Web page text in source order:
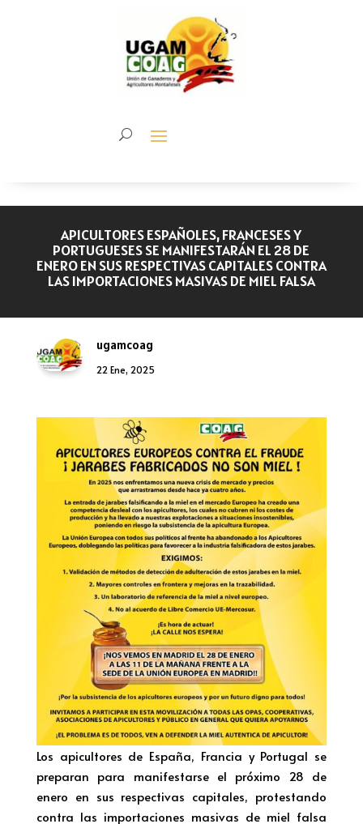
APICULTORES ESPAÑOLES, FRANCESES Y
PORTUGUESES SE MANIFESTARÁN EL 28 DE
ENERO EN SUS RESPECTIVAS CAPITALES CONTRA
LAS IMPORTACIONES MASIVAS DE MIEL FALSA
ugamcoag
22 Ene, 2025
Los apicultores de España, Francia y Portugal se
preparan para manifestarse el próximo 28 de
enero en sus respectivas capitales, protestando
contra las importaciones masivas de miel falsa